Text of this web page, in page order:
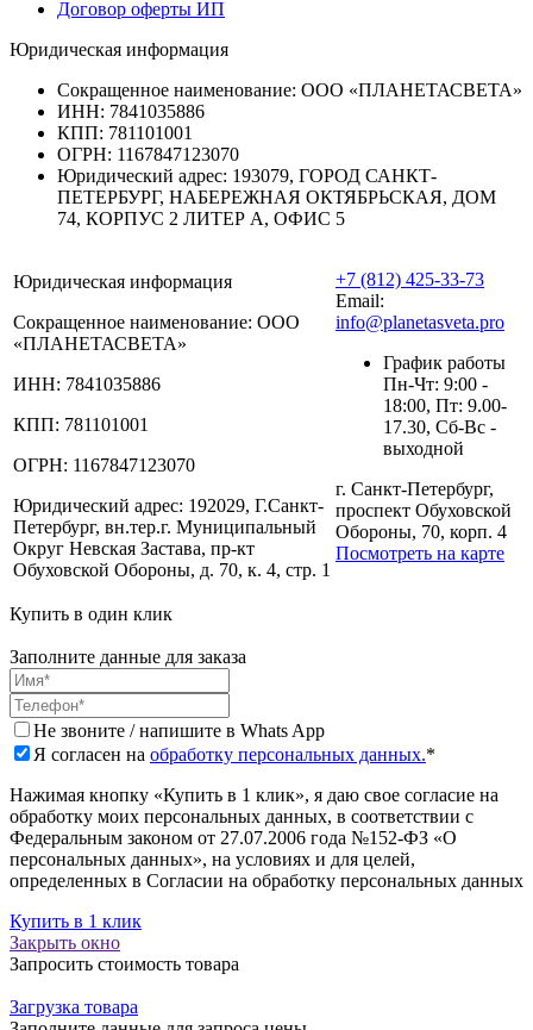
Договор оферты ИП
Юридическая информация
Сокращенное наименование: ООО «ПЛАНЕТАСВЕТА»
ИНН: 7841035886
КПП: 781101001
ОГРН: 1167847123070
Юридический адрес: 193079, ГОРОД САНКТ-
ПЕТЕРБУРГ, НАБЕРЕЖНАЯ ОКТЯБРЬСКАЯ, ДОМ
74, КОРПУС 2 ЛИТЕР А, ОФИС 5
Юридическая информация
Сокращенное наименование: ООО
«ПЛАНЕТАСВЕТА»
ИНН: 7841035886
КПП: 781101001
ОГРН: 1167847123070
Юридический адрес: 192029, Г.Санкт-
Петербург, вн.тер.г. Муниципальный
Округ Невская Застава, пр-кт
Обуховской Обороны, д. 70, к. 4, стр. 1
+7 (812) 425-33-73
Email:
info@planetasveta.pro
График работы
Пн-Чт: 9:00 -
18:00, Пт: 9.00-
17.30, Сб-Вс -
выходной
г. Санкт-Петербург,
проспект Обуховской
Обороны, 70, корп. 4
Посмотреть на карте
Купить в один клик
Заполните данные для заказа
Не звоните / напишите в Whats App
Я согласен на обработку персональных данных.*
Нажимая кнопку «Купить в 1 клик», я даю свое согласие на
обработку моих персональных данных, в соответствии с
Федеральным законом от 27.07.2006 года №152-ФЗ «О
персональных данных», на условиях и для целей,
определенных в Согласии на обработку персональных данных
Купить в 1 клик
Закрыть окно
Запросить стоимость товара
Загрузка товара